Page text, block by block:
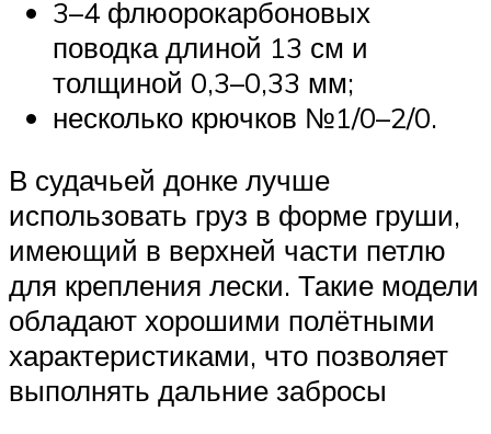
3–4 флюорокарбоновых
поводка длиной 13 см и
толщиной 0,3–0,33 мм;
несколько крючков №1/0–2/0.
В судачьей донке лучше
использовать груз в форме груши,
имеющий в верхней части петлю
для крепления лески. Такие модели
обладают хорошими полётными
характеристиками, что позволяет
выполнять дальние забросы